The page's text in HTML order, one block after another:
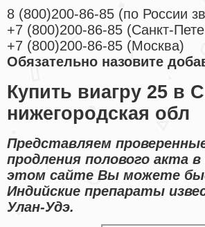
8 (800)200-86-85 (по России
+7 (800)200-86-85 (Санкт-
+7 (800)200-86-85 (Москва)
Обязательно назовите
Купить виагру 25 в
нижегородская обл
Представляем
продления полового акта
этом сайте Вы можете
Индийские препараты
Улан-Удэ.